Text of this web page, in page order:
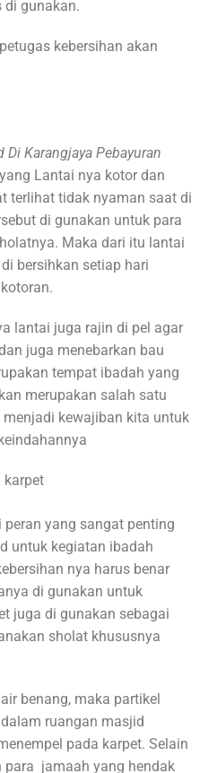
di gunakan.
kebersihan akan
Karangjaya Pebayuran
Lantai nya kotor dan
terlihat tidak nyaman saat di
di gunakan untuk para
Maka dari itu lantai
bersihkan setiap hari
lantai juga rajin di pel agar
juga menebarkan bau
tempat ibadah yang
merupakan salah satu
kewajiban kita untuk
karpet
yang sangat penting
untuk kegiatan ibadah
nya harus benar
di gunakan untuk
juga di gunakan sebagai
sholat khususnya
benang, maka partikel
ruangan masjid
pada karpet. Selain
para jamaah yang hendak